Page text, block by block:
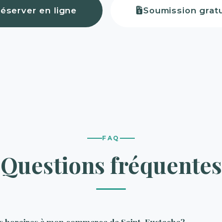
en ligne Soumission
FAQ
Questions fréquentes